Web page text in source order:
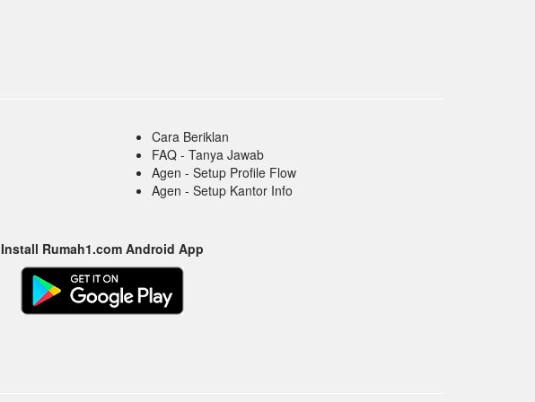
Cara Beriklan
FAQ - Tanya Jawab
Agen - Setup Profile Flow
Agen - Setup Kantor Info
Install Rumah1.com Android App